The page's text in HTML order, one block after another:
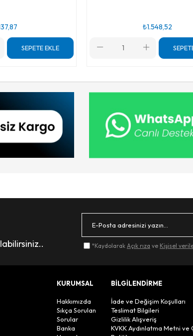
SEPETE EKLE
₺1.548,52
*Kaydolarak Açık rıza ve Kişisel
KURUMSAL
Hakkımızda
Sıkça Sorulan
Sorular
Banka
BİLGİLENDİRME
İade ve Değişim Koşulları
Teslimat Bilgileri
Gizlilik Alışveriş
KVKK Aydınlatma Metni ve